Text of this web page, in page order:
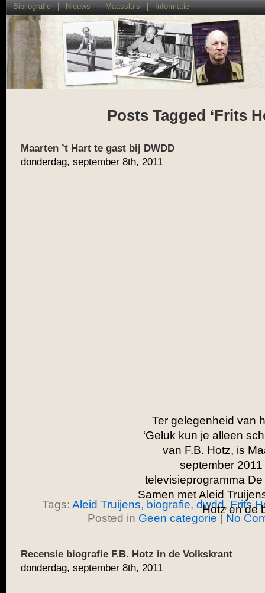
Bibliografie Nieuws Maassluis Informatie
Posts Tagged ‘Frits
Maarten ’t Hart te gast bij DWDD
donderdag, september 8th, 2011
Ter gelegenheid van
‘Geluk kun je alleen
van F.B. Hotz, is
september
televisieprogramma
Samen met Aleid
Hotz en de
Tags: Aleid Truijens, biografie, dwdd, Frits
Posted in Geen categorie | No
Recensie biografie F.B. Hotz in de Volkskrant
donderdag, september 8th, 2011